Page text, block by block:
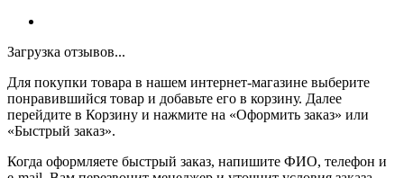
Загрузка отзывов...
Для покупки товара в нашем интернет-магазине выберите
понравившийся товар и добавьте его в корзину. Далее
перейдите в Корзину и нажмите на «Оформить заказ» или
«Быстрый заказ».
Когда оформляете быстрый заказ, напишите ФИО, телефон и